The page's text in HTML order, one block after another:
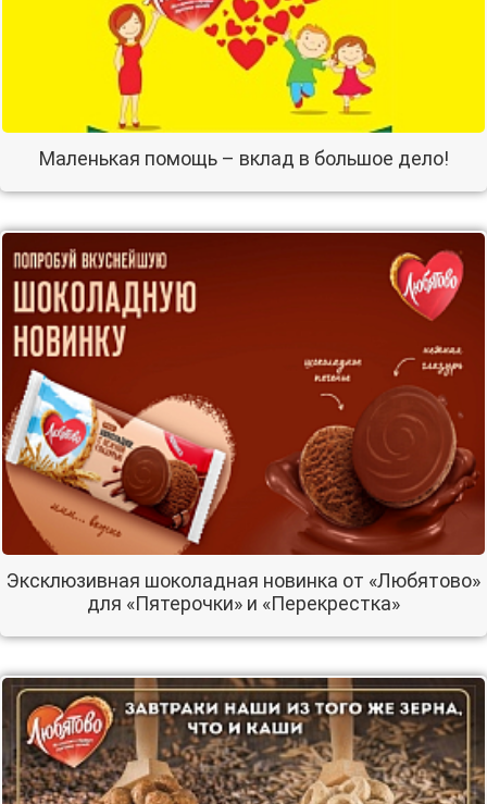
Маленькая помощь – вклад в большое дело!
Эксклюзивная шоколадная новинка от «Любятово»
для «Пятерочки» и «Перекрестка»